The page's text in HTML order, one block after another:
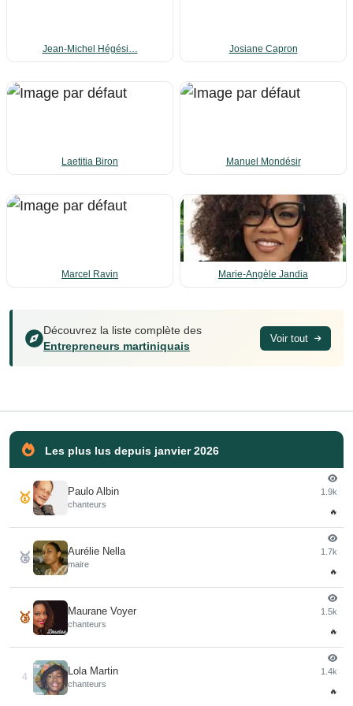
Jean-Michel Hégési… Josiane Capron
Laetitia Biron Manuel Mondésir
Marcel Ravin Marie-Angèle Jandia
Découvrez la liste complète des
Entrepreneurs martiniquais
Voir tout
Les plus lus depuis janvier 2026
🥇 Paulo Albin
chanteurs
1.9k
🔥
🥈 Aurélie Nella
maire
1.7k
🔥
🥉 Maurane Voyer
chanteurs
1.5k
🔥
4
Lola Martin
chanteurs
1.4k
🔥